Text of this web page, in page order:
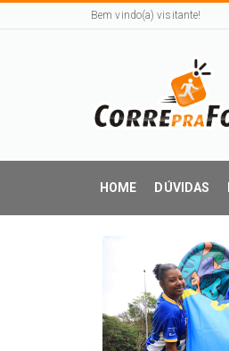
Bem vindo(a) visitante!
HOME DÚVIDAS